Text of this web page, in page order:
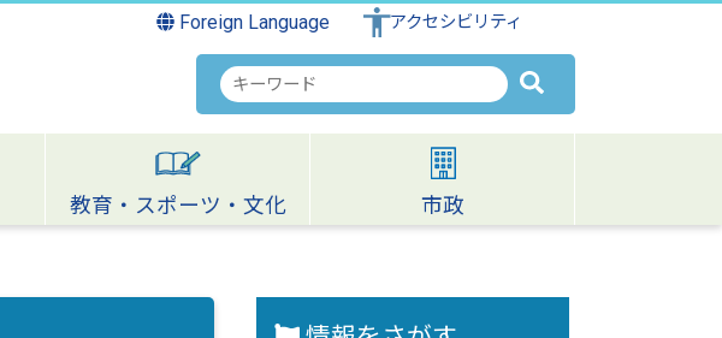
Foreign Language アクセシビリティ
検
索
キ
ワ
ー
教育・スポーツ・文化 市政